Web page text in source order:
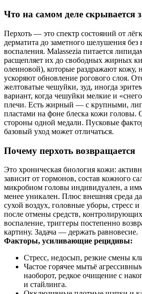
Что на самом деле скрывается
Перхоть — это спектр состояний от
дерматита до заметного шелушения
воспаления. Malassezia питается
расщепляет их до свободных жирных
олеиновой), которые раздражают кожу,
ускоряют обновление рогового слоя.
желтоватые чешуйки, зуд, иногда
вариант, когда чешуйки мелкие и
плечи. Есть жирный — с крупными,
пластами на фоне блеска кожи головы.
стороны одной медали. Пусковые
базовый уход может отличаться.
Почему перхоть возвращается
Это хроническая биология кожи:
зависит от гормонов, состав кожного
микробиом головы индивидуален, а
менее уникален. Плюс внешняя среда
сухой воздух, головные уборы, стресс
после отмены средств,
воспаление, триггеры постепенно
картину. Задача — держать равновесие.
Факторы, усиливающие рецидивы:
Стресс, недосып, резкие смены
Частое горячее мытьё
наоборот, редкое очищение с
и стайлинга.